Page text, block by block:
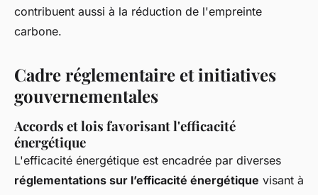
contribuent aussi à la réduction de l'empreinte
carbone.
Cadre réglementaire et initiatives
gouvernementales
Accords et lois favorisant l'efficacité
énergétique
L'efficacité énergétique est encadrée par diverses
réglementations sur l’efficacité énergétique visant à